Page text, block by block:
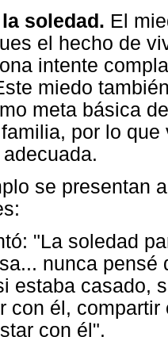
soledad. El
el hecho de
intente
miedo
meta básica
por lo
se presentan
"La soledad
nunca pensé
estaba casado,
con él,
con él".